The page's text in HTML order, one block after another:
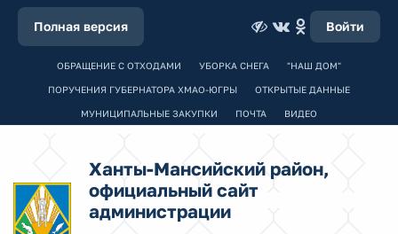
Полная версия Войти
ОБРАЩЕНИЕ С ОТХОДАМИ УБОРКА СНЕГА "НАШ ДОМ"
ПОРУЧЕНИЯ ГУБЕРНАТОРА ХМАО-ЮГРЫ ОТКРЫТЫЕ ДАННЫЕ
МУНИЦИПАЛЬНЫЕ ЗАКУПКИ ПОЧТА ВИДЕО
Ханты-Мансийский район,
официальный сайт
администрации